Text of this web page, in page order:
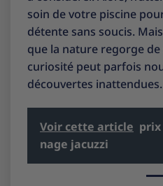
soin de votre piscine
détente sans soucis.
que la nature regorge
curiosité peut parfois
découvertes inattendues.
Voir cette article prix
nage jacuzzi